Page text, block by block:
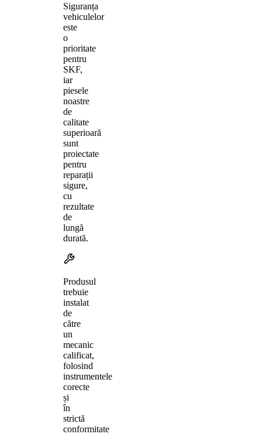
Siguranța
vehiculelor
este
o
prioritate
pentru
SKF,
iar
piesele
noastre
de
calitate
superioară
sunt
proiectate
pentru
reparații
sigure,
cu
rezultate
de
lungă
durată.
Produsul
trebuie
instalat
de
către
un
mecanic
calificat,
folosind
instrumentele
corecte
și
în
strictă
conformitate